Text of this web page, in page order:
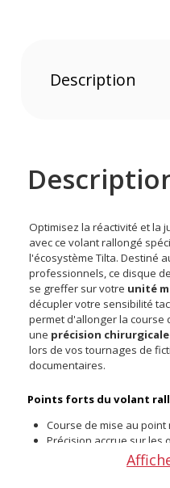
Description
Optimisez la réactivité et la
avec ce volant rallongé
l'écosystème Tilta. Destiné
professionnels, ce disque
se greffer sur votre unité
décupler votre sensibilité
permet d'allonger la course
une précision
lors de vos tournages de
documentaires.
Points forts du volant
Course de mise au
Précision accrue sur les
Préhension